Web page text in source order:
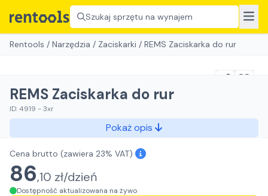
Szukaj sprzętu na wynajem
Rentools / Narzędzia / Zaciskarki / REMS Zaciskarka do rur
REMS Zaciskarka do rur
ID:4919 -3xr
Pokaż opis
Cena brutto (zawiera 23% VAT)
86,10 zł/dzień
Dostępność aktualizowana na żywo